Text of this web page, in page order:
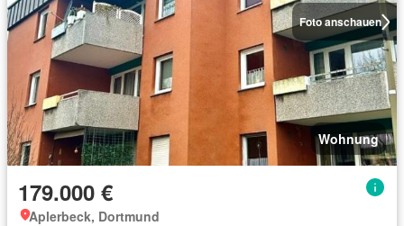
Foto anschauen
Wohnung
179.000 €
Aplerbeck, Dortmund